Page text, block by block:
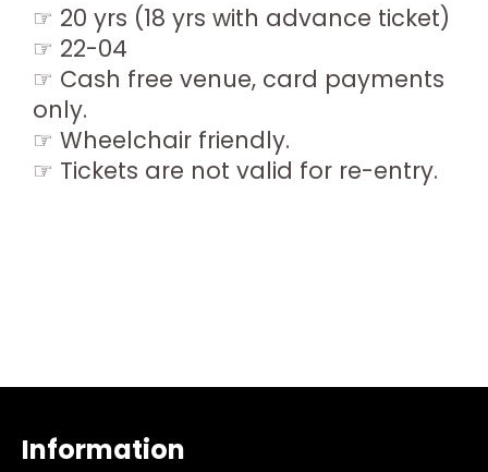
☞ 20 yrs (18 yrs with advance ticket)
☞ 22-04
☞ Cash free venue, card payments
only.
☞ Wheelchair friendly.
☞ Tickets are not valid for re-entry.
Information